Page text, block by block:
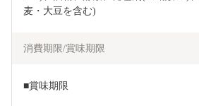
麦・大豆を含む)
消費期限/賞味期限
■賞味期限